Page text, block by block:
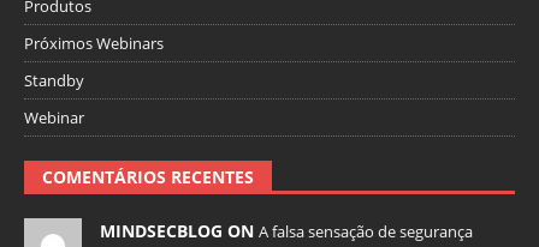
Produtos
Próximos Webinars
Standby
Webinar
COMENTÁRIOS RECENTES
MINDSECBLOG ON A falsa sensação de segurança